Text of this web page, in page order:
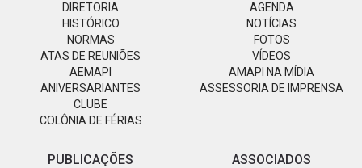
DIRETORIA
HISTÓRICO
NORMAS
ATAS DE REUNIÕES
AEMAPI
ANIVERSARIANTES
CLUBE
COLÔNIA DE FÉRIAS
AGENDA
NOTÍCIAS
FOTOS
VÍDEOS
AMAPI NA MÍDIA
ASSESSORIA DE IMPRENSA
PUBLICAÇÕES ASSOCIADOS